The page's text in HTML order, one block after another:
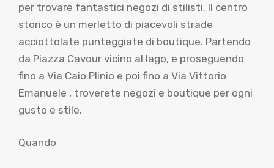
per trovare fantastici negozi di stilisti. Il centro
storico è un merletto di piacevoli strade
acciottolate punteggiate di boutique. Partendo
da Piazza Cavour vicino al lago, e proseguendo
fino a Via Caio Plinio e poi fino a Via Vittorio
Emanuele , troverete negozi e boutique per ogni
gusto e stile.
Quando